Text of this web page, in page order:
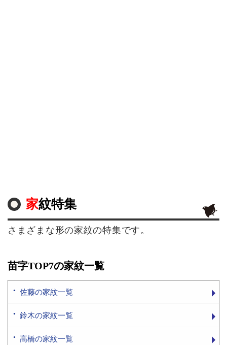
家紋特集
さまざまな形の家紋の特集です。
苗字TOP7の家紋一覧
佐藤の家紋一覧
鈴木の家紋一覧
高橋の家紋一覧